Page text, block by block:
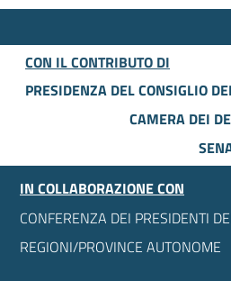
CON IL CONTRIBUTO DI
PRESIDENZA DEL CONSIGLIO
CAMERA DEI
IN COLLABORAZIONE CON
CONFERENZA DEI PRESIDENTI
REGIONI/PROVINCE AUTONOME